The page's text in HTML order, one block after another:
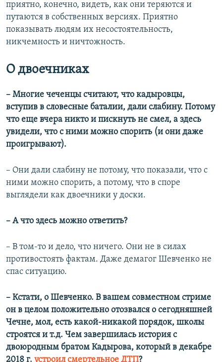
приятно, конечно, видеть, как они теряются и
путаются в собственных версиях. Приятно
показывать людям их несостоятельность,
никчемность и ничтожность.
О двоечниках
–​ Многие чеченцы считают, что кадыровцы,
вступив в словесные баталии, дали слабину. Потому
что еще вчера никто и пискнуть не смел, а здесь
увидели, что с ними можно спорить (и они даже
проигрывают).
– Они дали слабину не потому, что показали, что с
ними можно спорить, а потому, что в споре
выглядели как двоечники у доски.
–​ А что здесь можно ответить?
– В том-то и дело, что ничего. Они не в силах
противостоять фактам. Даже демагог Шевченко не
спас ситуацию.
–​ Кстати, о Шевченко. В вашем совместном стриме
он в целом положительно отозвался о сегодняшней
Чечне, мол, есть какой-никакой порядок, школы
строятся и т.д. Чем завершилась история с
двоюродным братом Кадырова, который в декабре
2018 г. устроил смертельное ДТП?